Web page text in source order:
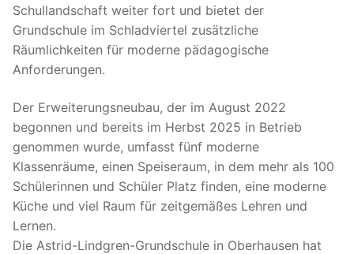
Schullandschaft weiter fort und bietet der
Grundschule im Schladviertel zusätzliche
Räumlichkeiten für moderne pädagogische
Anforderungen.
Der Erweiterungsneubau, der im August 2022
begonnen und bereits im Herbst 2025 in Betrieb
genommen wurde, umfasst fünf moderne
Klassenräume, einen Speiseraum, in dem mehr als 100
Schülerinnen und Schüler Platz finden, eine moderne
Küche und viel Raum für zeitgemäßes Lehren und
Lernen.
Die Astrid-Lindgren-Grundschule in Oberhausen hat